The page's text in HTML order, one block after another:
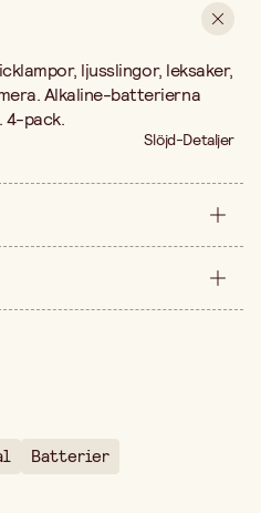
ljusslingor, leksaker,
Alkaline-batterierna
4-pack.
Slöjd-Detaljer
styck
Batterier